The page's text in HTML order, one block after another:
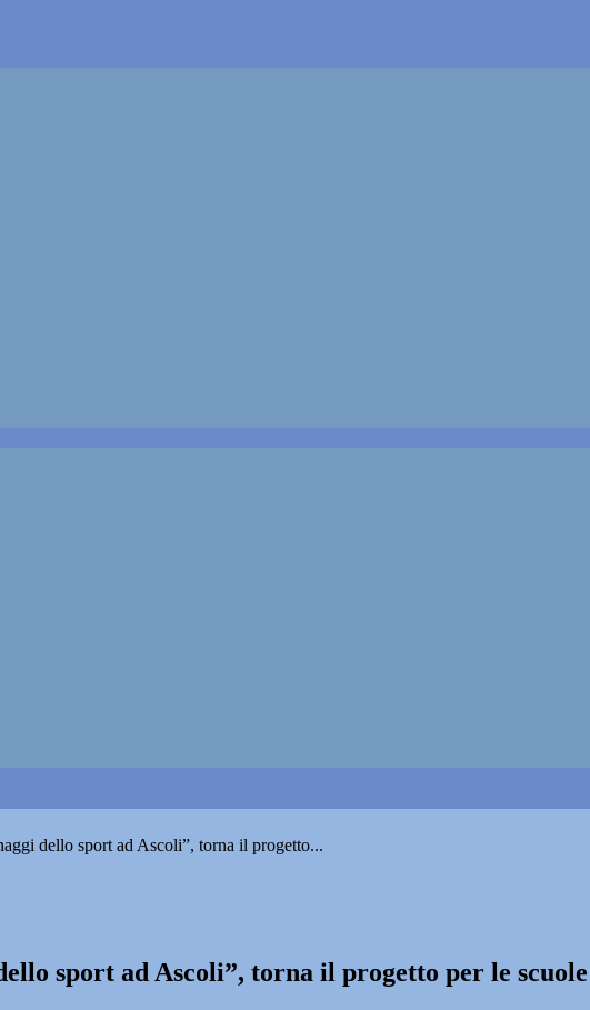
dello sport ad Ascoli”, torna il progetto...
sport ad Ascoli”, torna il progetto per le scuole